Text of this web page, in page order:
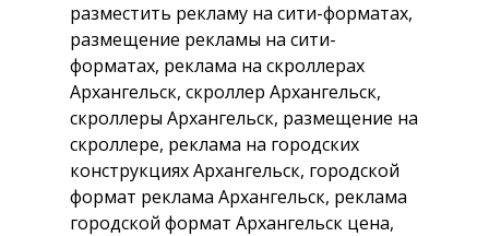
разместить рекламу на сити-форматах,
размещение рекламы на сити-
форматах, реклама на скроллерах
Архангельск, скроллер Архангельск,
скроллеры Архангельск, размещение на
скроллере, реклама на городских
конструкциях Архангельск, городской
формат реклама Архангельск, реклама
городской формат Архангельск цена,